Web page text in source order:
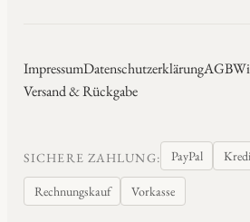
ImpressumDatenschutzerklärungAGB
Versand & Rückgabe
SICHERE ZAHLUNG: PayPal
Rechnungskauf Vorkasse